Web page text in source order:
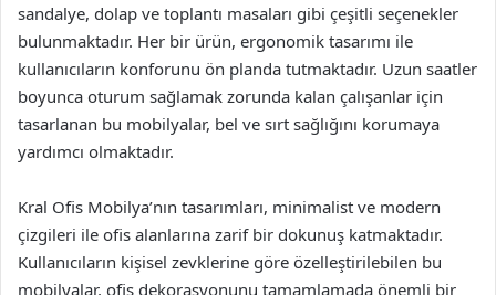
sandalye, dolap ve toplantı masaları gibi çeşitli seçenekler
bulunmaktadır. Her bir ürün, ergonomik tasarımı ile
kullanıcıların konforunu ön planda tutmaktadır. Uzun saatler
boyunca oturum sağlamak zorunda kalan çalışanlar için
tasarlanan bu mobilyalar, bel ve sırt sağlığını korumaya
yardımcı olmaktadır.
Kral Ofis Mobilya’nın tasarımları, minimalist ve modern
çizgileri ile ofis alanlarına zarif bir dokunuş katmaktadır.
Kullanıcıların kişisel zevklerine göre özelleştirilebilen bu
mobilyalar, ofis dekorasyonunu tamamlamada önemli bir